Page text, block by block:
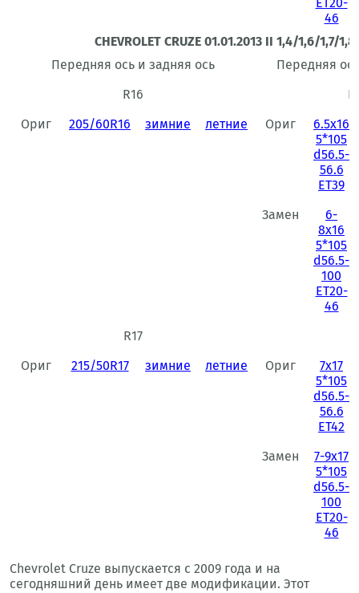
46
CHEVROLET CRUZE 01.01.2013 II 1,4/1,6/1,7/
Передняя ось и задняя ось
Передняя
R16
Ориг
205/60R16 зимние летние Ориг
6.5x16
5*105
d56.5-
56.6
ET39
Замен
6-
8x16
5*105
d56.5-
100
ET20-
46
R17
Ориг
215/50R17 зимние летние Ориг
7x17
5*105
d56.5-
56.6
ET42
Замен
7-9x17
5*105
d56.5-
100
ET20-
46
Chevrolet Cruze выпускается с 2009 года и на
сегодняшний день имеет две модификации. Этот